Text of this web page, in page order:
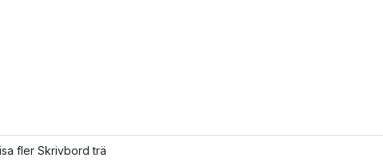
fler Skrivbord trä